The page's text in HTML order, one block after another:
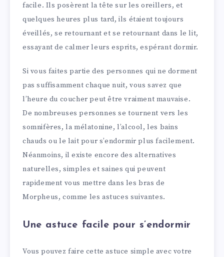
facile. Ils posèrent la tête sur les oreillers, et
quelques heures plus tard, ils étaient toujours
éveillés, se retournant et se retournant dans le lit,
essayant de calmer leurs esprits, espérant dormir.
Si vous faites partie des personnes qui ne dorment
pas suffisamment chaque nuit, vous savez que
l’heure du coucher peut être vraiment mauvaise.
De nombreuses personnes se tournent vers les
somnifères, la mélatonine, l’alcool, les bains
chauds ou le lait pour s’endormir plus facilement.
Néanmoins, il existe encore des alternatives
naturelles, simples et saines qui peuvent
rapidement vous mettre dans les bras de
Morpheus, comme les astuces suivantes.
Une astuce facile pour s’endormir
Vous pouvez faire cette astuce simple avec votre